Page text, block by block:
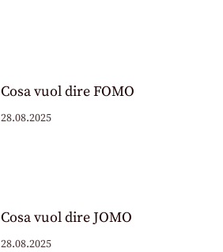
Cosa vuol dire FOMO
28.08.2025
Cosa vuol dire JOMO
28.08.2025